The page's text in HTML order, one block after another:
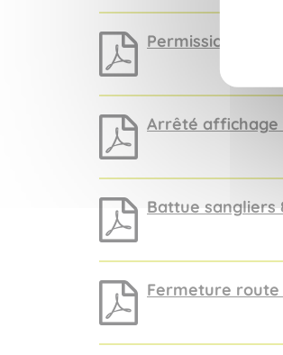
Permission voirie
Arrêté affichage
Battue sangliers
Fermeture route